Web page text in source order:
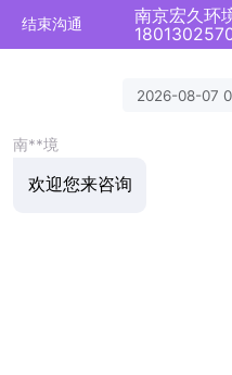
结束沟通
2026-08-07
南**境
欢迎您来咨询